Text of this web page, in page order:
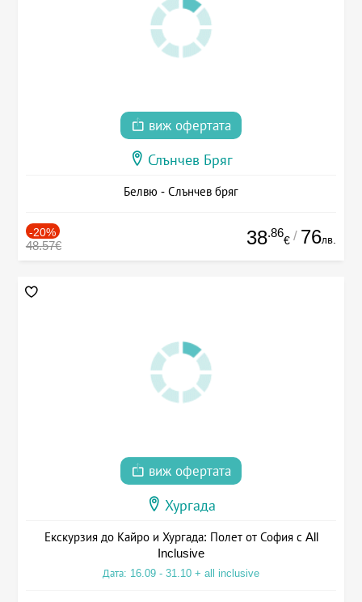
виж офертата
Слънчев Бряг
Белвю - Слънчев бряг
-20%
48.57€ 38.86
€ / 76лв.
виж офертата
Хургада
Екскурзия до Кайро и Хургада: Полет от София с All
Inclusive
Дата: 16.09 - 31.10 + all inclusive